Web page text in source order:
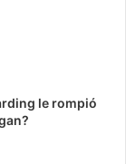
le rompió